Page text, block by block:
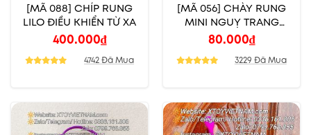
[MÃ 088] CHÍP RUNG
LILO ĐIỀU KHIỂN TỪ XA
400.000₫
4742 Đã Mua
[MÃ 056] CHÀY RUNG
MINI NGUỴ TRANG
MÓC KHOÁ
80.000₫
3229 Đã Mua